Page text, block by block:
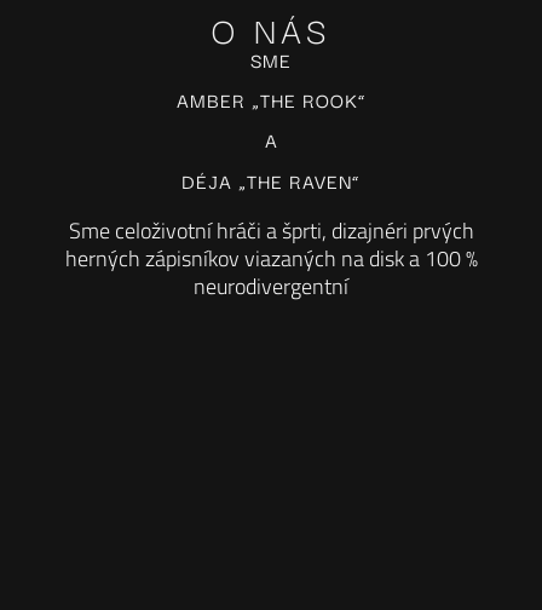
O NÁS
SME
AMBER „THE ROOK“
A
DÉJA „THE RAVEN“
Sme celoživotní hráči a šprti, dizajnéri prvých
herných zápisníkov viazaných na disk a 100 %
neurodivergentní